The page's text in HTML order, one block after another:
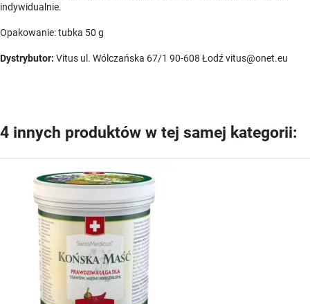
indywidualnie.
Opakowanie: tubka 50 g
Dystrybutor: Vitus ul. Wólczańska 67/1 90-608 Łodź vitus@onet.eu
4 innych produktów w tej samej kategorii: